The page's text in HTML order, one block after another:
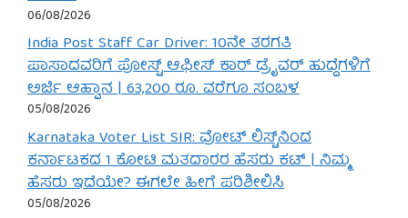
06/08/2026
India Post Staff Car Driver: 10ನೇ ತರಗತಿ
ಪಾಸಾದವರಿಗೆ ಪೋಸ್ಟ್ ಆಫೀಸ್ ಕಾರ್ ಡ್ರೈವರ್ ಹುದ್ದೆಗಳಿಗೆ
ಅರ್ಜಿ ಆಹ್ವಾನ | 63,200 ರೂ. ವರೆಗೂ ಸಂಬಳ
05/08/2026
Karnataka Voter List SIR: ವೋಟ್ ಲಿಸ್ಟ್‌ನಿಂದ
ಕರ್ನಾಟಕದ 1 ಕೋಟಿ ಮತದಾರರ ಹೆಸರು ಕಟ್ | ನಿಮ್ಮ
ಹೆಸರು ಇದೆಯೇ? ಈಗಲೇ ಹೀಗೆ ಪರಿಶೀಲಿಸಿ
05/08/2026